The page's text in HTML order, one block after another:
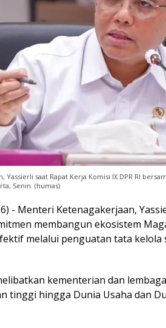
saat Rapat Kerja Komisi IX DPR RI
Senin. (humas)
- Menteri Ketenagakerjaan,
membangun ekosistem
melalui penguatan tata kelola
kementerian dan
tinggi hingga Dunia Usaha dan